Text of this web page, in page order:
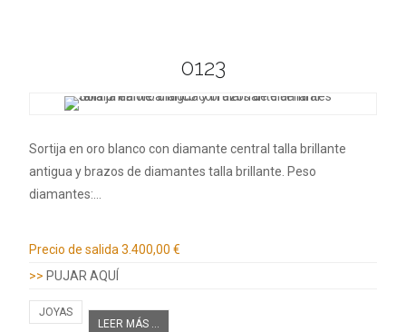
0123
Sortija en oro blanco con diamante central talla brillante
antigua y brazos de diamantes talla brillante. Peso
diamantes:…
Precio de salida3.400,00 €
>> PUJAR AQUÍ
JOYAS
LEER MÁS ...